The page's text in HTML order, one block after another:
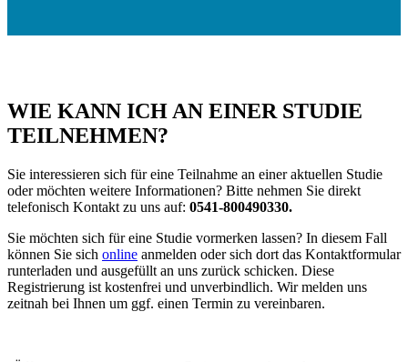
WIE KANN ICH AN EINER STUDIE
TEILNEHMEN?
Sie interessieren sich für eine Teilnahme an einer aktuellen Studie
oder möchten weitere Informationen? Bitte nehmen Sie direkt
telefonisch Kontakt zu uns auf: 0541-800490330.
Sie möchten sich für eine Studie vormerken lassen? In diesem Fall
können Sie sich online anmelden oder sich dort das Kontaktformular
runterladen und ausgefüllt an uns zurück schicken. Diese
Registrierung ist kostenfrei und unverbindlich. Wir melden uns
zeitnah bei Ihnen um ggf. einen Termin zu vereinbaren.